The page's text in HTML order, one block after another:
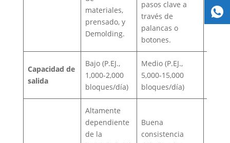
materiales,
prensado, y
Demolding.
pasos clave a
través de
palancas o
botones.
hasta
Capacidad de
salida
Bajo (P.EJ.,
1,000-2,000
bloques/día)
Medio (P.EJ.,
5,000-15,000
bloques/día)
Altamente
dependiente
de la
Buena
consistencia